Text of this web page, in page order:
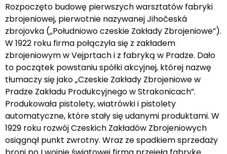
Rozpoczęto budowę pierwszych warsztatów fabryki
zbrojeniowej, pierwotnie nazywanej Jihočeská
zbrojovka („Południowo czeskie Zakłady Zbrojeniowe”).
W 1922 roku firma połączyła się z zakładem
zbrojeniowym w Vejprtach i z fabryką w Pradze. Dało
to początek powstaniu spółki akcyjnej, której nazwę
tłumaczy się jako „Czeskie Zakłady Zbrojeniowe w
Pradze Zakładu Produkcyjnego w Strakonicach”.
Produkowała pistolety, wiatrówki i pistolety
automatyczne, które stały się udanymi produktami. W
1929 roku rozwój Czeskich Zakładów Zbrojeniowych
osiągnął punkt zwrotny. Wraz ze spadkiem sprzedaży